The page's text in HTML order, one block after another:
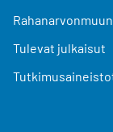
Tulevat julkaisut